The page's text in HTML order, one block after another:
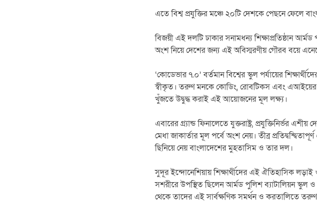
এতে বিশ্ব প্রযুক্তির মঞ্চে ২০টি দেশকে পেছনে ফেলে
বিজয়ী এই দলটি ঢাকার সনামধন্য শিক্ষাপ্রতিষ্ঠান
অংশ নিয়ে দেশের জন্য এই অবিস্মরণীয় গৌরব বয়ে
‘কোডেভার ৭.০’ বর্তমান বিশ্বের স্কুল পর্যায়ের
স্বীকৃত। তরুণ মনকে কোডিং, রোবটিকস এবং এআইয়ের
খুঁজতে উদ্বুদ্ধ করাই এই আয়োজনের মূল লক্ষ্য।
এবারের গ্র্যান্ড ফিনালেতে যুক্তরাষ্ট্র, প্রযুক্তিনির্ভর
মেধা জাকার্তার মূল পর্বে অংশ নেয়। তীব্র
ছিনিয়ে নেয় বাংলাদেশের মুহতাসিম ও তার দল।
সুদূর ইন্দোনেশিয়ায় শিক্ষার্থীদের এই ঐতিহাসিক
সশরীরে উপস্থিত ছিলেন আর্মড পুলিশ ব্যাটালিয়ন স্কুল
থেকে তাদের এই সার্বক্ষণিক সমর্থন ও করতালিতে